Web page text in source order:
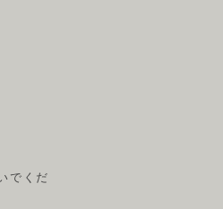
でくだ